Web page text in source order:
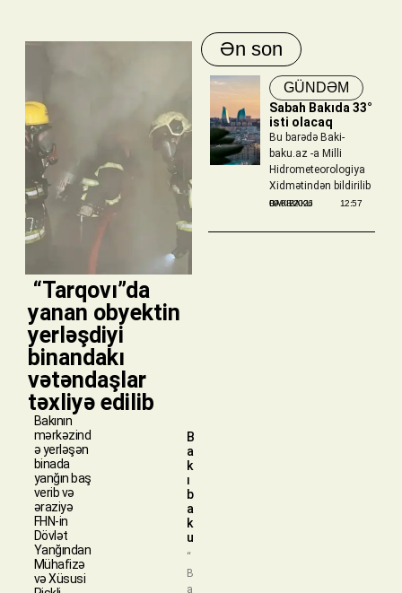
​ “Tarqovı”da
yanan obyektin
yerləşdiyi
binandakı
vətəndaşlar
təxliyə edilib
Bakının
mərkəzind
ə yerləşən
binada
yanğın baş
verib və
əraziyə
FHN-in
Dövlət
Yanğından
Mühafizə
və Xüsusi
B
a
k
ı
b
a
k
u
“
B
a
Ən son
GÜNDƏM
Sabah Bakıda 33°
isti olacaq
Bu barədə Baki-
baku.az -a Milli
Hidrometeorologiya
Xidmətindən bildirilib
BAKIBAKU
09/08/2026 12:57